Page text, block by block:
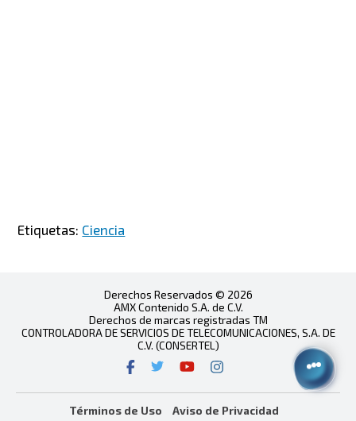
Etiquetas: Ciencia
Derechos Reservados © 2026
AMX Contenido S.A. de C.V.
Derechos de marcas registradas TM
CONTROLADORA DE SERVICIOS DE TELECOMUNICACIONES, S.A. DE
C.V. (CONSERTEL)
Términos de Uso Aviso de Privacidad